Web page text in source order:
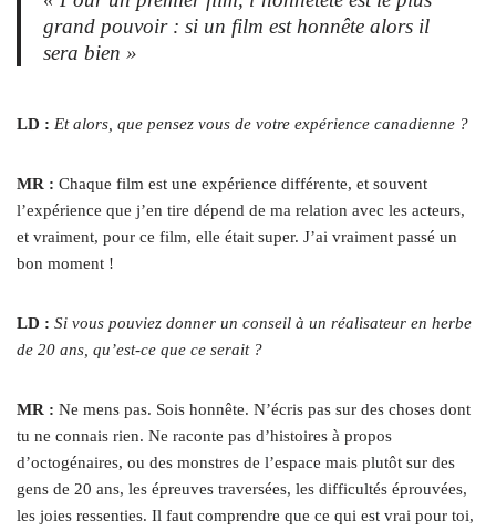
grand pouvoir : si un film est honnête alors il
sera bien »
LD : Et alors, que pensez vous de votre expérience canadienne ?
MR : Chaque film est une expérience différente, et souvent
l’expérience que j’en tire dépend de ma relation avec les acteurs,
et vraiment, pour ce film, elle était super. J’ai vraiment passé un
bon moment !
LD : Si vous pouviez donner un conseil à un réalisateur en herbe
de 20 ans, qu’est-ce que ce serait ?
MR : Ne mens pas. Sois honnête. N’écris pas sur des choses dont
tu ne connais rien. Ne raconte pas d’histoires à propos
d’octogénaires, ou des monstres de l’espace mais plutôt sur des
gens de 20 ans, les épreuves traversées, les difficultés éprouvées,
les joies ressenties. Il faut comprendre que ce qui est vrai pour toi,